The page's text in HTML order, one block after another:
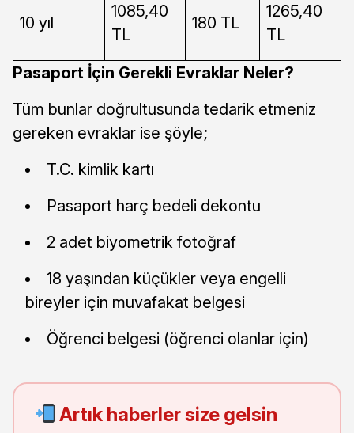
10 yıl
1085,40
TL
180 TL
1265,40
TL
Pasaport İçin Gerekli Evraklar Neler?
Tüm bunlar doğrultusunda tedarik etmeniz
gereken evraklar ise şöyle;
T.C. kimlik kartı
Pasaport harç bedeli dekontu
2 adet biyometrik fotoğraf
18 yaşından küçükler veya engelli
bireyler için muvafakat belgesi
Öğrenci belgesi (öğrenci olanlar için)
Artık haberler size gelsin